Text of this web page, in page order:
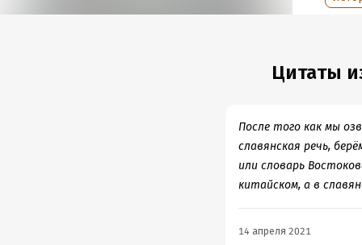
Цитаты
После того как мы
славянская речь,
или словарь
китайском, а в
14 апреля 2021